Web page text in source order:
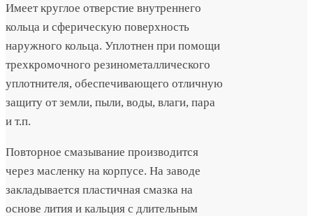
Имеет круглое отверстие внутреннего
кольца и сферическую поверхность
наружного кольца. Уплотнен при помощи
трехкромочного резинометаллического
уплотнителя, обеспечивающего отличную
защиту от земли, пыли, воды, влаги, пара
и т.п.
Повторное смазывание производится
через масленку на корпусе. На заводе
закладывается пластичная смазка на
основе лития и кальция с длительным